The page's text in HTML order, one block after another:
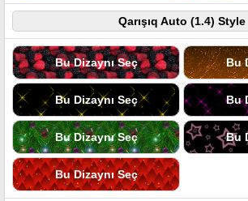
Qarışıq Auto (1.4) Style
Bu Dizaynı Seç Bu
Bu Dizaynı Seç Bu
Bu Dizaynı Seç Bu
Bu Dizaynı Seç